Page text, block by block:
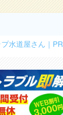
水道屋さん｜PR